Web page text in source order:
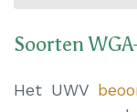
Soorten
Het UWV